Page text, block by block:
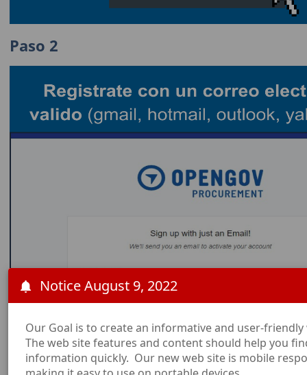
Notice August 9, 2022
Our Goal is to create an informative and user-
The web site features and content should help you
information quickly. Our new web site is mobile
Paso 2